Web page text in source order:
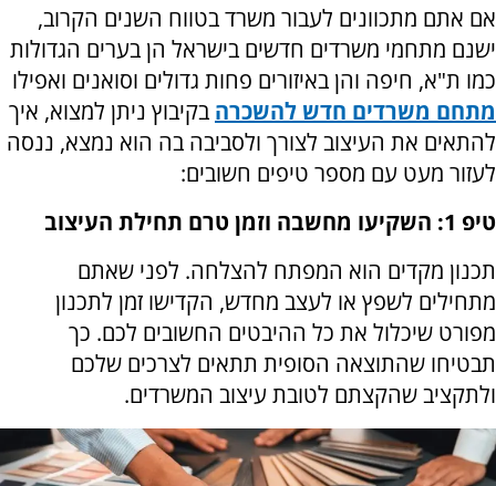
אם אתם מתכוונים לעבור משרד בטווח השנים הקרוב,
ישנם מתחמי משרדים חדשים בישראל הן בערים הגדולות
כמו ת"א, חיפה והן באיזורים פחות גדולים וסואנים ואפילו
מתחם משרדים חדש להשכרה בקיבוץ ניתן למצוא, איך
להתאים את העיצוב לצורך ולסביבה בה הוא נמצא, ננסה
לעזור מעט עם מספר טיפים חשובים:
טיפ 1: השקיעו מחשבה וזמן טרם תחילת העיצוב
תכנון מקדים הוא המפתח להצלחה. לפני שאתם
מתחילים לשפץ או לעצב מחדש, הקדישו זמן לתכנון
מפורט שיכלול את כל ההיבטים החשובים לכם. כך
תבטיחו שהתוצאה הסופית תתאים לצרכים שלכם
ולתקציב שהקצתם לטובת עיצוב המשרדים.